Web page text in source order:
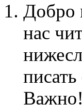
Добро
нас